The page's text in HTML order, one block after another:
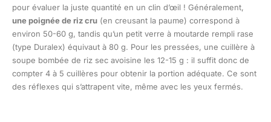
pour évaluer la juste quantité en un clin d’œil ! Généralement,
une poignée de riz cru (en creusant la paume) correspond à
environ 50-60 g, tandis qu’un petit verre à moutarde rempli rase
(type Duralex) équivaut à 80 g. Pour les pressées, une cuillère à
soupe bombée de riz sec avoisine les 12-15 g : il suffit donc de
compter 4 à 5 cuillères pour obtenir la portion adéquate. Ce sont
des réflexes qui s’attrapent vite, même avec les yeux fermés.